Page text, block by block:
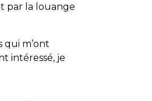
par la louange
qui m’ont
intéressé, je